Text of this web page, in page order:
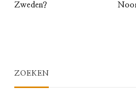
Zweden?
ZOEKEN